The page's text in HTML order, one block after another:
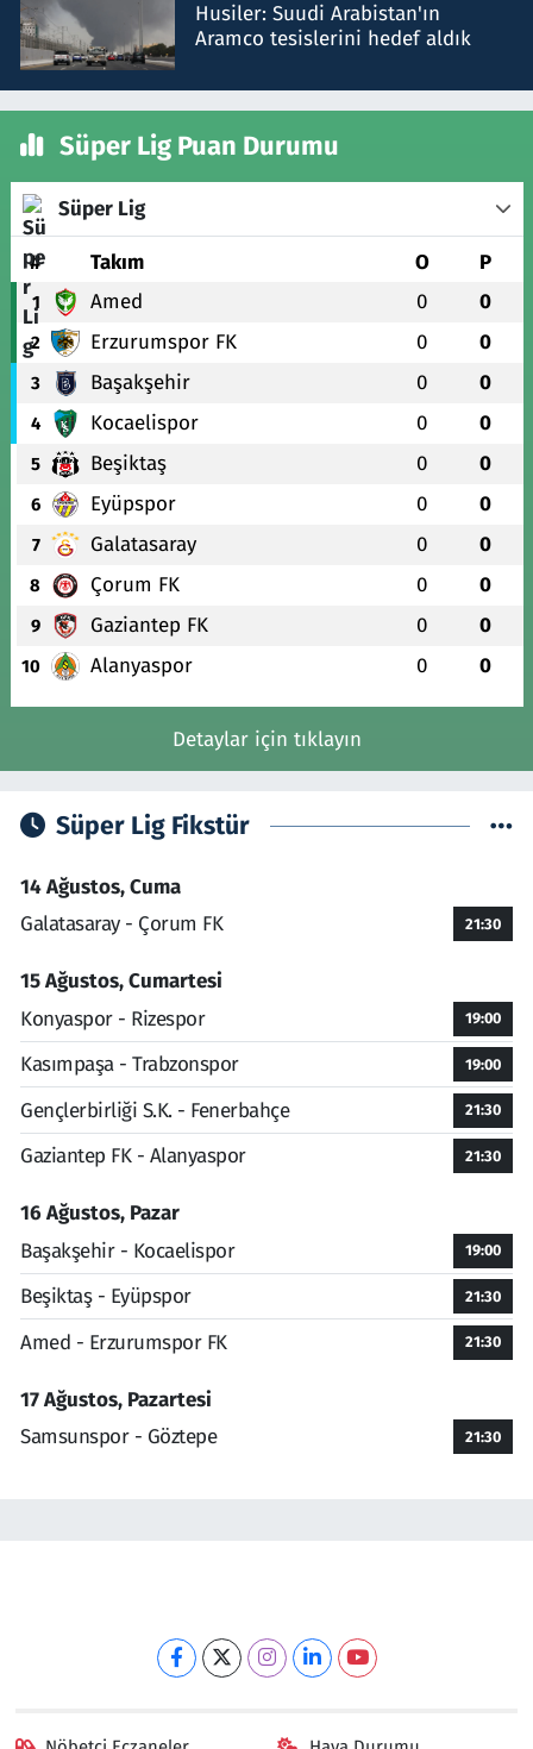
Husiler: Suudi Arabistan'ın
Aramco tesislerini hedef aldık
Süper Lig Puan Durumu
Süper Lig
# Takım O P
1 Amed 0 0
2 Erzurumspor FK 0 0
3 Başakşehir 0 0
4 Kocaelispor 0 0
5 Beşiktaş 0 0
6 Eyüpspor 0 0
7 Galatasaray 0 0
8 Çorum FK 0 0
9 Gaziantep FK 0 0
10 Alanyaspor 0 0
Detaylar için tıklayın
Süper Lig Fikstür
14 Ağustos, Cuma
Galatasaray - Çorum FK
21:30
15 Ağustos, Cumartesi
Konyaspor - Rizespor
19:00
Kasımpaşa - Trabzonspor 19:00
Gençlerbirliği S.K. - Fenerbahçe 21:30
Gaziantep FK - Alanyaspor 21:30
16 Ağustos, Pazar
Başakşehir - Kocaelispor
19:00
Beşiktaş - Eyüpspor 21:30
Amed - Erzurumspor FK 21:30
17 Ağustos, Pazartesi
Samsunspor - Göztepe
21:30